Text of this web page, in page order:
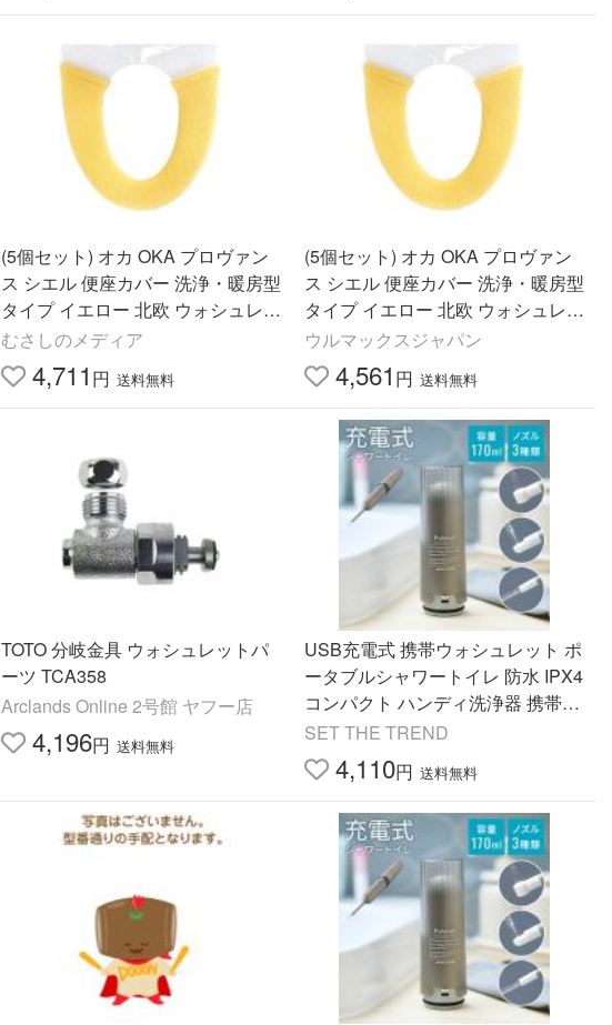
(5個セット) オカ OKA プロヴァン
ス シエル 便座カバー 洗浄・暖房型
タイプ イエロー 北欧 ウォシュレッ
ト やわらかい 抗菌 黄色 無地
むさしのメディア
4,711 円 送料無料
(5個セット) オカ OKA プロヴァン
ス シエル 便座カバー 洗浄・暖房型
タイプ イエロー 北欧 ウォシュレッ
ト やわらかい 抗菌 黄色 無地
ウルマックスジャパン
4,561 円 送料無料
TOTO 分岐金具 ウォシュレットパ
ーツ TCA358
Arclands Online 2号館 ヤフー店
4,196円 送料無料
USB充電式 携帯ウォシュレット ポ
ータブルシャワートイレ 防水 IPX4
コンパクト ハンディ洗浄器 携帯用
おしり洗浄機 軽量 Type-C充電 3モ
ード搭載 収納袋付き
SET THE TREND
4,110円 送料無料